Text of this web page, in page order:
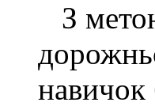
З
навичок